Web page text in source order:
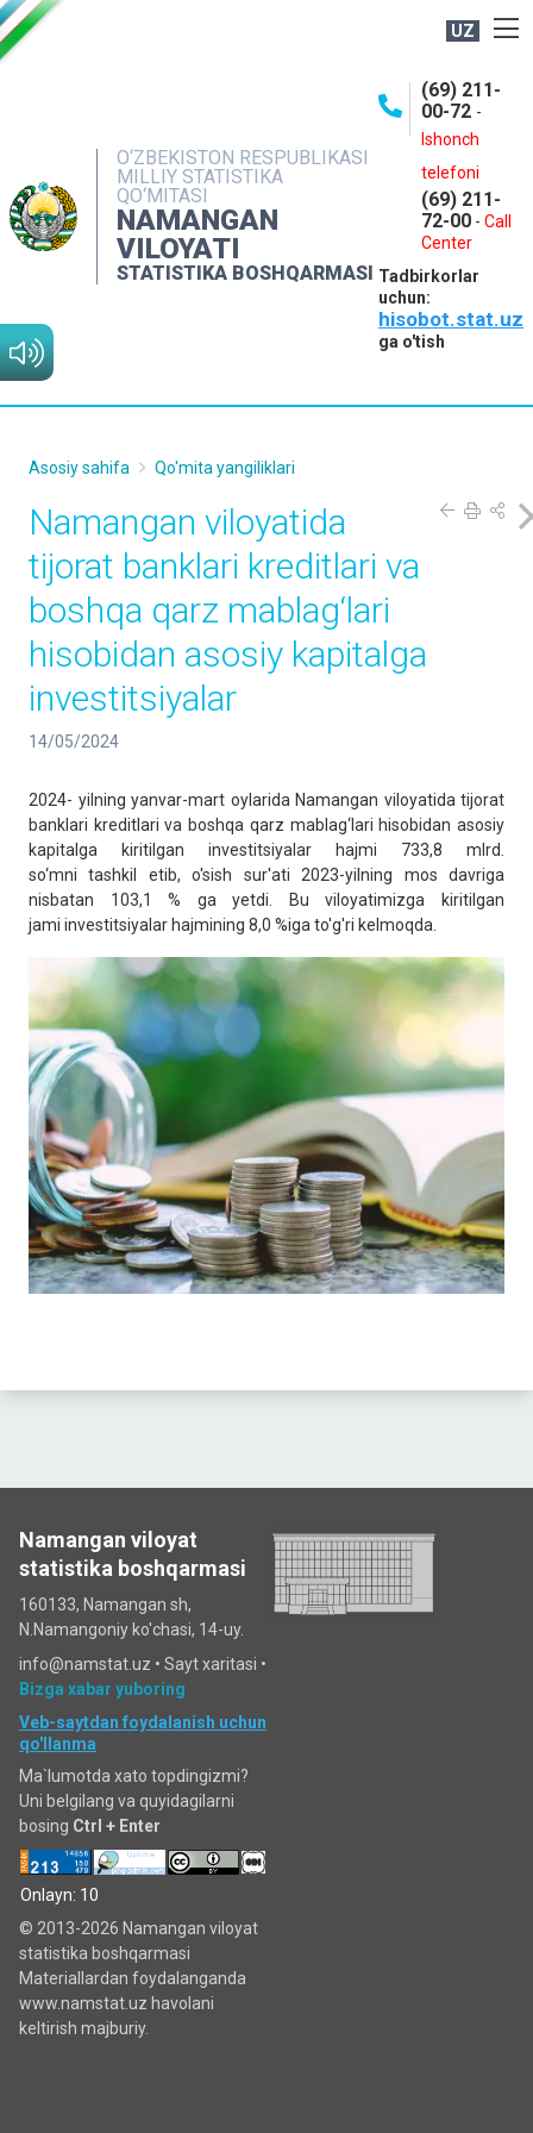
UZ
O‘ZBEKISTON RESPUBLIKASI
MILLIY STATISTIKA
QO‘MITASI
NAMANGAN
VILOYATI
STATISTIKA BOSHQARMASI
(69) 211-
00-72 -
Ishonch
telefoni
(69) 211-
72-00 - Call
Center
Tadbirkorlar
uchun:
hisobot.stat.uz
ga o'tish
NASHRLAR
INTERAKTIV XIZMATLAR
MATBUOT XIZMATI
MUROJAATLAR
Asosiy sahifa Qo'mita yangiliklari
Namangan viloyatida
tijorat banklari kreditlari va
boshqa qarz mablag‘lari
hisobidan asosiy kapitalga
investitsiyalar
14/05/2024
2024- yilning yanvar-mart oylarida Namangan viloyatida tijorat
banklari kreditlari va boshqa qarz mablag‘lari hisobidan asosiy
kapitalga kiritilgan investitsiyalar hajmi 733,8 mlrd.
so‘mni tashkil etib, o'sish sur'ati 2023-yilning mos davriga
nisbatan 103,1 % ga yetdi. Bu viloyatimizga kiritilgan
jami investitsiyalar hajmining 8,0 %iga to'g'ri kelmoqda.
Namangan viloyat
statistika boshqarmasi
160133, Namangan sh,
N.Namangoniy ko'chasi, 14-uy.
info@namstat.uz • Sayt xaritasi •
Bizga xabar yuboring
Veb-saytdan foydalanish uchun
qo'llanma
Ma`lumotda xato topdingizmi?
Uni belgilang va quyidagilarni
bosing Ctrl + Enter
Onlayn: 10
© 2013-2026 Namangan viloyat
statistika boshqarmasi
Materiallardan foydalanganda
www.namstat.uz havolani
keltirish majburiy.